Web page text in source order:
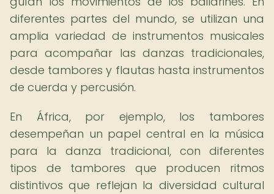
diferentes partes del mundo, se utilizan una
amplia variedad de instrumentos musicales
para acompañar las danzas tradicionales,
desde tambores y flautas hasta instrumentos
de cuerda y percusión.
En África, por ejemplo, los tambores
desempeñan un papel central en la música
para la danza tradicional, con diferentes
tipos de tambores que producen ritmos
distintivos que reflejan la diversidad cultural